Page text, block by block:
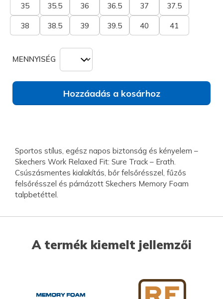
35 35.5 36 36.5 37 37.5
38 38.5 39 39.5 40 41
MENNYISÉG
Hozzáadás a kosárhoz
Sportos stílus, egész napos biztonság és kényelem –
Skechers Work Relaxed Fit: Sure Track – Erath.
Csúszásmentes kialakítás, bőr felsőrésszel, fűzős
felsőrésszel és párnázott Skechers Memory Foam
talpbetéttel.
A termék kiemelt jellemzői